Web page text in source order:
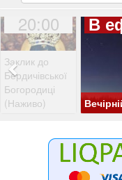
20:00
Заклик до
Бердичівської
Богородиці
(Наживо)
В